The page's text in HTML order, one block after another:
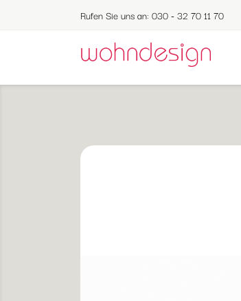
Rufen Sie uns an: 030 - 32 70 11 70